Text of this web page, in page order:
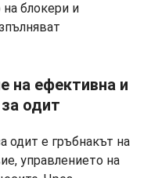
блокери и
на ефективна и
одит
одит е гръбнакът на
управлението на